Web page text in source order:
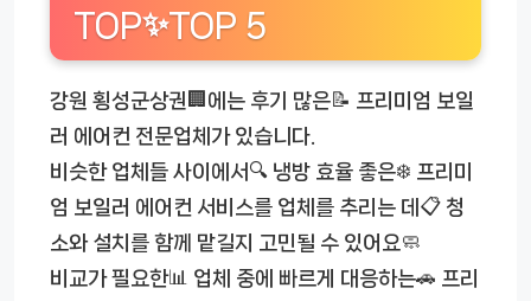
TOP✨TOP 5
강원 횡성군상권🏢에는 후기 많은📝 프리미엄 보일
러 에어컨 전문업체가 있습니다.
비슷한 업체들 사이에서🔍 냉방 효율 좋은❄️ 프리미
엄 보일러 에어컨 서비스를 업체를 추리는 데📋 청
소와 설치를 함께 맡길지 고민될 수 있어요🧼
비교가 필요한📊 업체 중에 빠르게 대응하는🚗 프리